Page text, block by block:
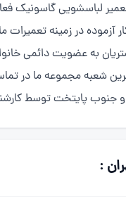
به عضویت دائمی
شعبه مجموعه ما در
پایتخت توسط
: